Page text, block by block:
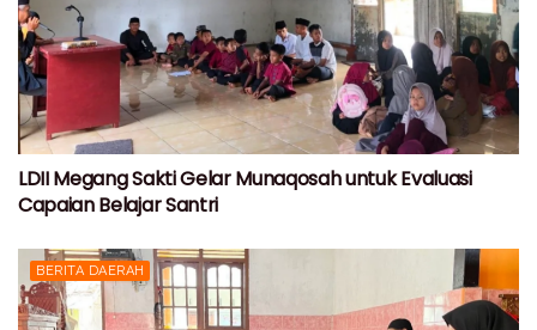
LDII Megang Sakti Gelar Munaqosah untuk Evaluasi
Capaian Belajar Santri
BERITA DAERAH